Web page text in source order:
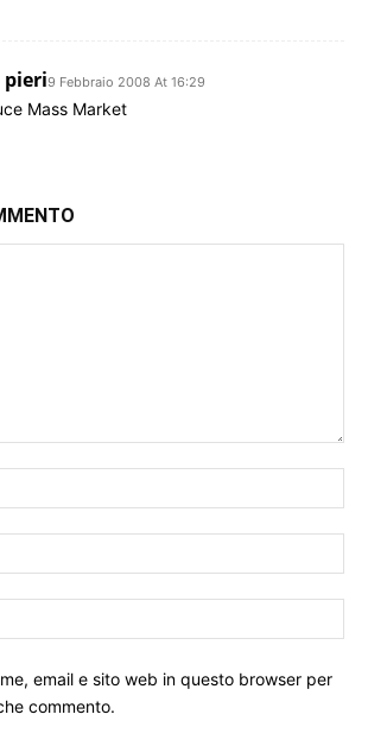
9 Febbraio 2008 At 16:29
Mass Market
email e sito web in questo browser per
commento.